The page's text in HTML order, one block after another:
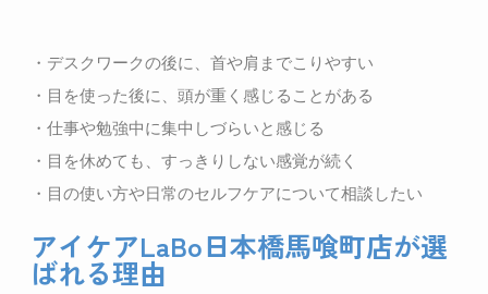
・デスクワークの後に、首や肩までこりやすい
・目を使った後に、頭が重く感じることがある
・仕事や勉強中に集中しづらいと感じる
・目を休めても、すっきりしない感覚が続く
・目の使い方や日常のセルフケアについて相談したい
アイケアLaBo日本橋馬喰町店が選
ばれる理由